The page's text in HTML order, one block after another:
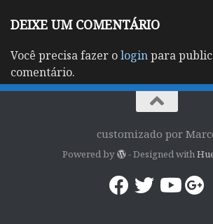
DEIXE UM COMENTÁRIO
Você precisa fazer ologinpara
comentário.
customizado por
Powered by - Designed with